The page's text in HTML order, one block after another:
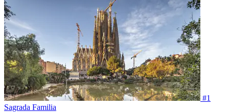
#1
Sagrada Familia